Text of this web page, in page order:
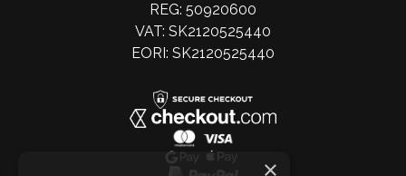
REG: 50920600
VAT: SK2120525440
EORI: SK2120525440
×